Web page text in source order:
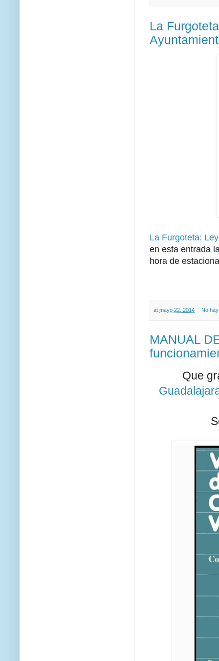
La
La Furgoteta:
en esta entrada
hora de
at mayo 22, 2014 No
MANUAL
Que